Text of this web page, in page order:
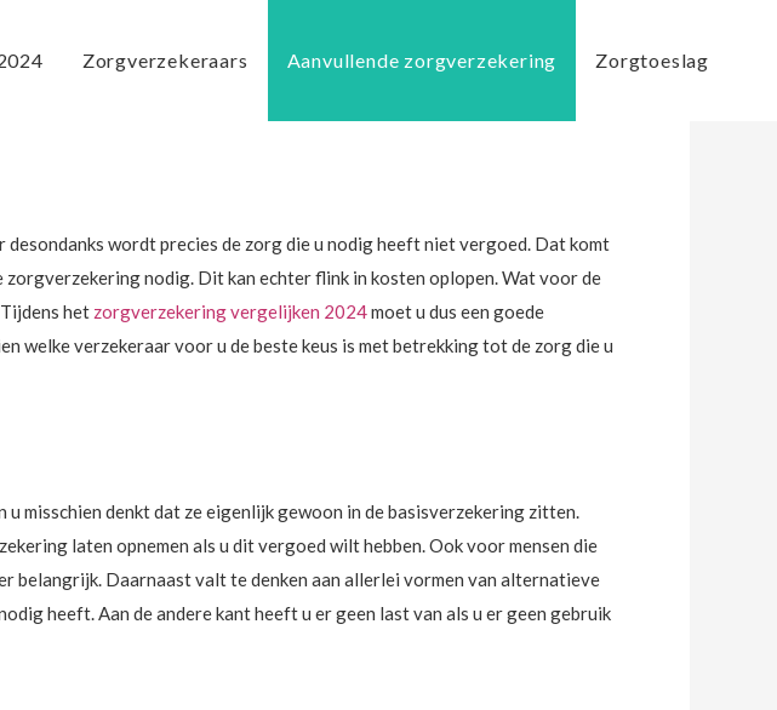
Zorgverzekeraars Aanvullende zorgverzekering Zorgtoeslag
wordt precies de zorg die u nodig heeft niet vergoed. Dat komt
nodig. Dit kan echter flink in kosten oplopen. Wat voor de
het zorgverzekering vergelijken 2024moet u dus een goede
welke verzekeraar voor u de beste keus is met betrekking tot de zorg die u
misschien denkt dat ze eigenlijk gewoon in de basisverzekering zitten.
laten opnemen als u dit vergoed wilt hebben. Ook voor mensen die
belangrijk. Daarnaast valt te denken aan allerlei vormen van alternatieve
heeft. Aan de andere kant heeft u er geen last van als u er geen gebruik